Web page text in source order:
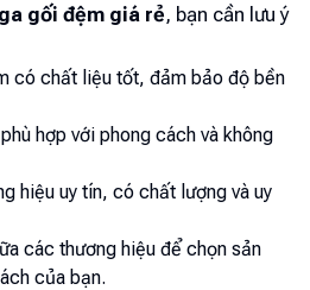
gối đệm giá rẻ, bạn cần lưu ý
có chất liệu tốt, đảm bảo độ bền
hợp với phong cách và không
hiệu uy tín, có chất lượng và uy
các thương hiệu để chọn sản
của bạn.